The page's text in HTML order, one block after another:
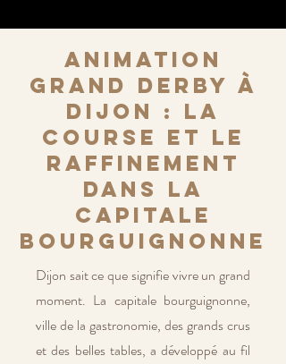
Animation
Grand Derby à
Dijon : la
course et le
raffinement
dans la
capitale
bourguignonne
Dijon sait ce que signifie vivre un grand
moment. La capitale bourguignonne,
ville de la gastronomie, des grands crus
et des belles tables, a développé au fil